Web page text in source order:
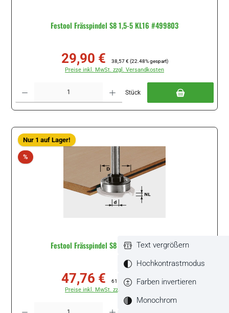
Festool Frässpindel S8 1,5-5 KL16 #499803
Verkaufspreis:
29,90 € Regulärer Preis:
38,57 € (22.48% gespart)
Preise inkl. MwSt. zzgl. Versandkosten
Stück
Nur 1 auf Lager!
%Rabatt
Festool Frässpindel S8 1,5-5 KL28 #499804
Verkaufspreis:
47,76 € Regulärer Preis:
61,20 €(21.96% gespart)
Preise inkl. MwSt. zzgl. Versandkosten
Produkt Anzahl: Gib den gewünschten Wert ein oder benutze die Schaltflächen um
Text vergrößern
Hochkontrastmodus
Farben invertieren
Monochrom